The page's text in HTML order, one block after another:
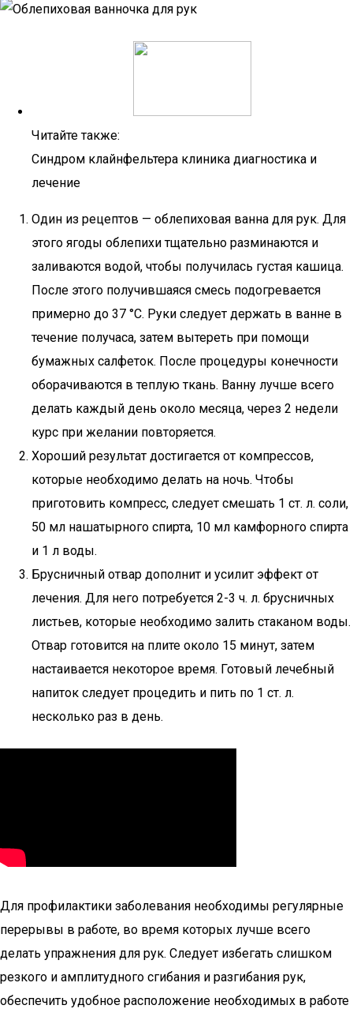
Читайте также:
Синдром клайнфельтера клиника диагностика и
лечение
Один из рецептов — облепиховая ванна для рук. Для
этого ягоды облепихи тщательно разминаются и
заливаются водой, чтобы получилась густая кашица.
После этого получившаяся смесь подогревается
примерно до 37 °C. Руки следует держать в ванне в
течение получаса, затем вытереть при помощи
бумажных салфеток. После процедуры конечности
оборачиваются в теплую ткань. Ванну лучше всего
делать каждый день около месяца, через 2 недели
курс при желании повторяется.
Хороший результат достигается от компрессов,
которые необходимо делать на ночь. Чтобы
приготовить компресс, следует смешать 1 ст. л. соли,
50 мл нашатырного спирта, 10 мл камфорного спирта
и 1 л воды.
Брусничный отвар дополнит и усилит эффект от
лечения. Для него потребуется 2-3 ч. л. брусничных
листьев, которые необходимо залить стаканом воды.
Отвар готовится на плите около 15 минут, затем
настаивается некоторое время. Готовый лечебный
напиток следует процедить и пить по 1 ст. л.
несколько раз в день.
Для профилактики заболевания необходимы регулярные
перерывы в работе, во время которых лучше всего
делать упражнения для рук. Следует избегать слишком
резкого и амплитудного сгибания и разгибания рук,
обеспечить удобное расположение необходимых в работе